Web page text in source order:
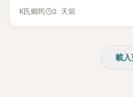
節Headliner（壓軸主秀）的
K氏鄉民 2 天前
載